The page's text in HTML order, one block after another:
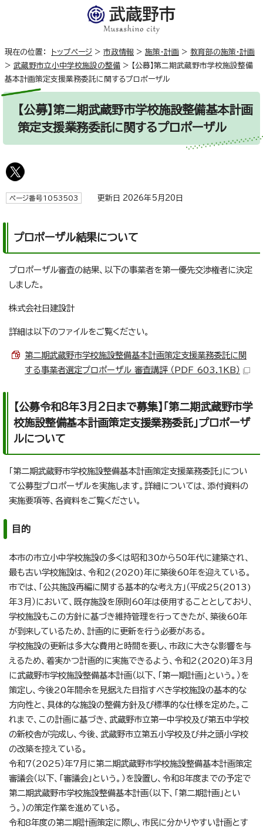
現在の位置： トップページ > 市政情報 > 施策・計画 > 教育部の施策・計画
> 武蔵野市立小中学校施設の整備 >
【公募】第二期武蔵野市学校施設整備
基本計画策定支援業務委託に関するプロポーザル
【公募】第二期武蔵野市学校施設整備基本計画
策定支援業務委託に関するプロポーザル
ページ番号1053503 更新日 2026年5月20日
プロポーザル結果について
プロポーザル審査の結果、以下の事業者を第一優先交渉権者に決定
しました。
株式会社日建設計
詳細は以下のファイルをご覧ください。
第二期武蔵野市学校施設整備基本計画策定支援業務委託に関
する事業者選定プロポーザル 審査講評 （PDF 603.1KB）
【公募令和8年3月2日まで募集】「第二期武蔵野市学
校施設整備基本計画策定支援業務委託」プロポーザ
ルについて
「第二期武蔵野市学校施設整備基本計画策定支援業務委託」につい
て公募型プロポーザルを実施します。詳細については、添付資料の
実施要項等、各資料をご覧ください。
目的
本市の市立小中学校施設の多くは昭和30から50年代に建築され、
最も古い学校施設は、令和2(2020)年に築後60年を迎えている。
市では、「公共施設再編に関する基本的な考え方」（平成25(2013)
年3月）において、既存施設を原則60年は使用することとしており、
学校施設もこの方針に基づき維持管理を行ってきたが、築後60年
が到来しているため、計画的に更新を行う必要がある。
学校施設の更新は多大な費用と時間を要し、市政に大きな影響を与
えるため、着実かつ計画的に実施できるよう、令和2(2020)年3月
に武蔵野市学校施設整備基本計画（以下、「第一期計画」という。）を
策定し、今後20年間余を見据えた目指すべき学校施設の基本的な
方向性と、具体的な施設の整備方針及び標準的な仕様を定めた。こ
れまで、この計画に基づき、武蔵野市立第一中学校及び第五中学校
の新校舎が完成し、今後、武蔵野市立第五小学校及び井之頭小学校
の改築を控えている。
令和7（2025）年7月に第二期武蔵野市学校施設整備基本計画策定
審議会（以下、「審議会」という。）を設置し、令和8年度までの予定で
第二期武蔵野市学校施設整備基本計画（以下、「第二期計画」とい
う。）の策定作業を進めている。
令和8年度の第二期計画策定に際し、市民に分かりやすい計画とす